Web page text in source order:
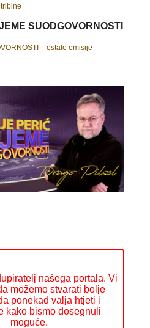
SUODGOVORNOSTI
– ostale emisije
našega portala. Vi
možemo stvarati bolje
ponekad valja htjeti i
kako bismo dosegnuli
moguće.